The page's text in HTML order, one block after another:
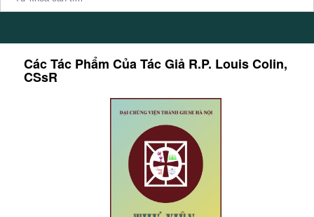
Các Tác Phẩm Của Tác Giả R.P. Louis Colin,
CSsR